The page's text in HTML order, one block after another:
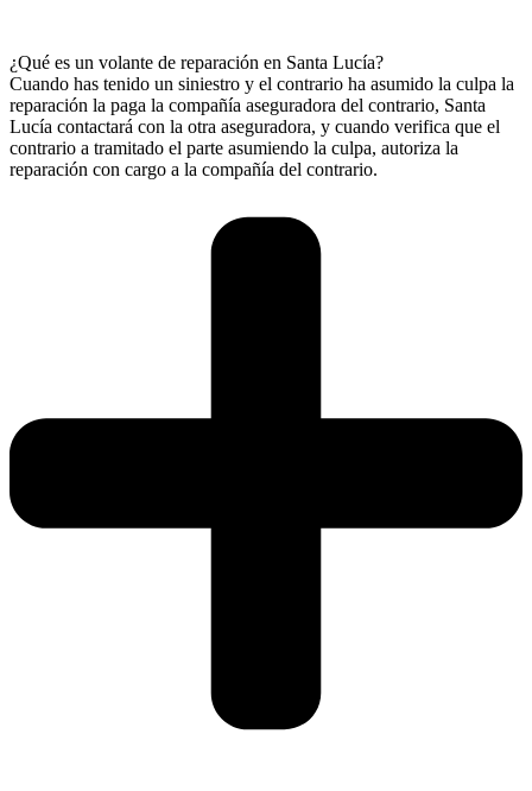
¿Qué es un volante de reparación en Santa Lucía?
Cuando has tenido un siniestro y el contrario ha asumido la culpa la
reparación la paga la compañía aseguradora del contrario, Santa
Lucía contactará con la otra aseguradora, y cuando verifica que el
contrario a tramitado el parte asumiendo la culpa, autoriza la
reparación con cargo a la compañía del contrario.